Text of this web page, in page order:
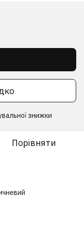
знижки
Порівняти